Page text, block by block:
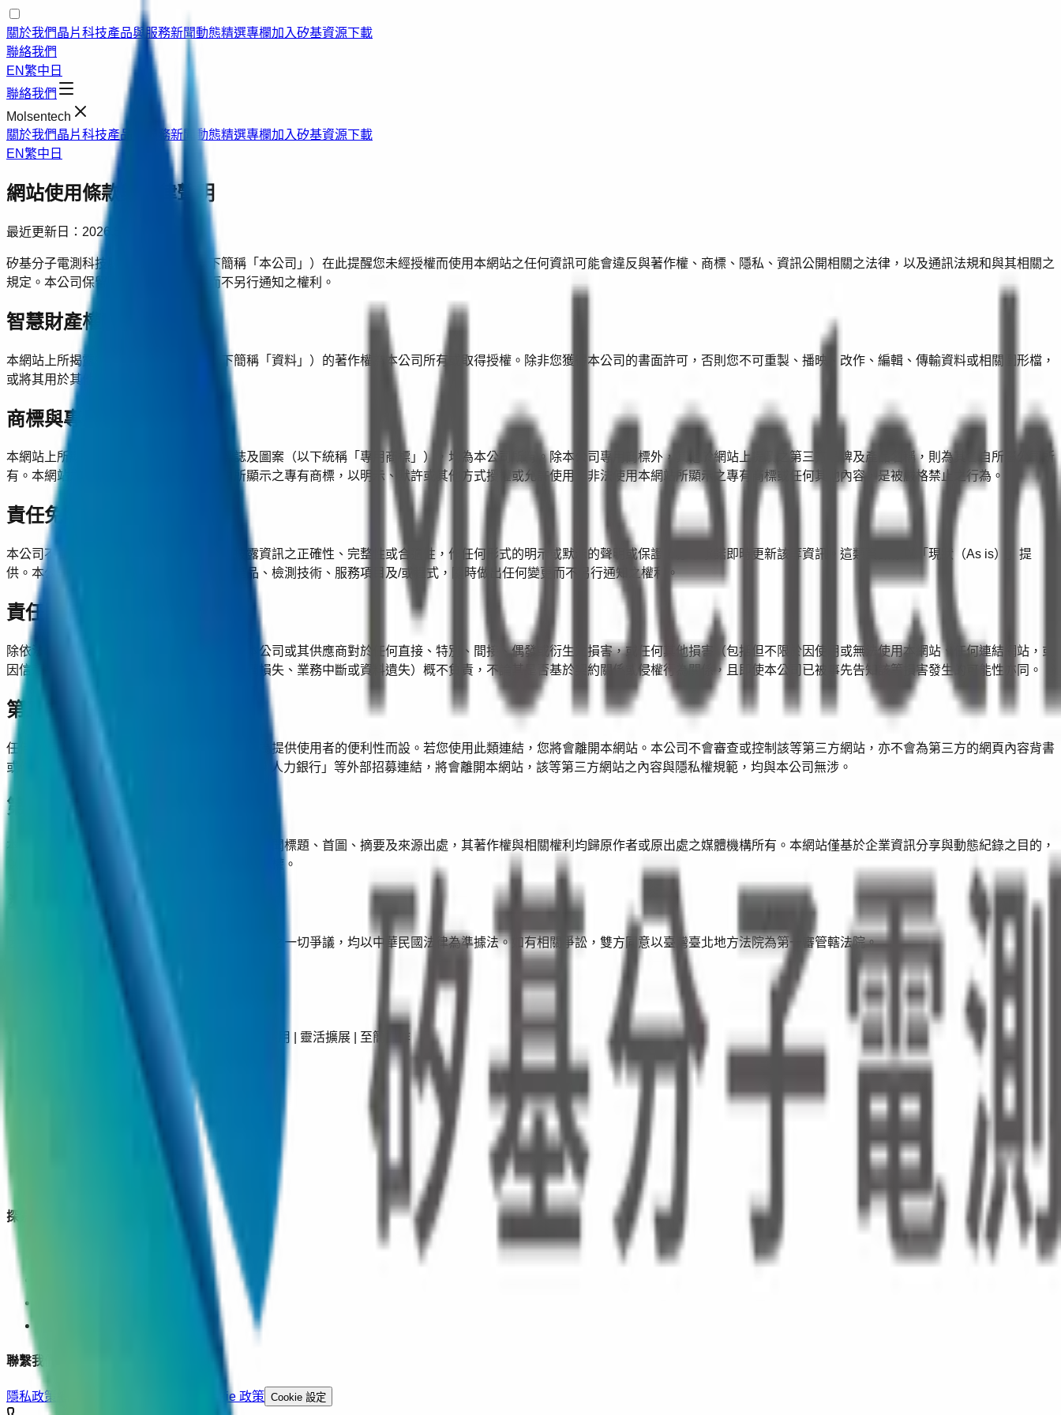
關於我們晶片科技產品與服務新聞動態精選專欄加入矽基資源下載
聯絡我們
EN繁中 日
聯絡我們
Molsentech
關於我們晶片科技產品與服務新聞動態精選專欄加入矽基資源下載
EN繁中 日
網站使用條款與法律聲明
最近更新日：2026.5.1
矽基分子電測科技股份有限公司（以下簡稱「本公司」）在此提醒您未經授權而使用本網站之任何資訊可能會違反與著作權、商標、隱私、資訊公開相關之法律，以及通訊法規和與其相關之
規定。本公司保留隨時修改本項聲明而不另行通知之權利。
智慧財產權聲明
本網站上所揭露的任何資訊及資料（以下簡稱「資料」）的著作權為本公司所有或取得授權。除非您獲得本公司的書面許可，否則您不可重製、播映、改作、編輯、傳輸資料或相關圖形檔，
或將其用於其他商業目的之使用。
商標與專用標誌
本網站上所顯示之商標、標語、標章、標誌及圖案（以下統稱「專用商標」），均為本公司所有。除本公司專用商標外，其他於網站上提及之第三方品牌及產品名稱，則為其各自所屬公司所
有。本網站之內容將不被視為對本網站內所顯示之專有商標，以明示、默許或其他方式授權或允許使用。非法使用本網站所顯示之專有商標或任何其他內容，是被嚴格禁止之行為。
責任免除
本公司不對任何在本網站上為任何目的所披露資訊之正確性、完整性或合適性，作任何形式的明示或默示的聲明或保證，亦不承諾即時更新該等資訊。這類資訊係以「現狀（As is）」提
供。本公司保留對本網站以及其所敘述之產品、檢測技術、服務項目及/或程式，隨時做出任何變更而不另行通知之權利。
責任限制
除依法不允許某些責任的免除或限制者外，本公司或其供應商對於任何直接、特別、間接、偶發或衍生之損害，或任何其他損害（包括但不限於因使用或無法使用本網站、任何連結網站，或
因信賴揭露於本網站之文件資料所造成之利潤損失、業務中斷或資料遺失）概不負責，不論其是否基於契約關係或侵權行為關係，且即使本公司已被事先告知該等損害發生的可能性亦同。
第三方網站連結
任何透過本網站連結到第三方網站的功能，僅為提供使用者的便利性而設。若您使用此類連結，您將會離開本網站。本公司不會審查或控制該等第三方網站，亦不會為第三方的網頁內容背書
或作任何聲明。使用者若點擊前述連結或「104 人力銀行」等外部招募連結，將會離開本網站，該等第三方網站之內容與隱私權規範，均與本公司無涉。
第三方內容與著作權聲明
本網站「新聞動態」或其他網頁所引用之外連新聞標題、首圖、摘要及來源出處，其著作權與相關權利均歸原作者或原出處之媒體機構所有。本網站僅基於企業資訊分享與動態紀錄之目的，
以現狀提供超連結導引，並無意侵犯其智慧財產權。
準據法及管轄法院
因本智慧財產權、法律聲明或使用本網站所發生之一切爭議，均以中華民國法律為準據法。如有相關爭訟，雙方同意以臺灣臺北地方法院為第一審管轄法院。
智慧超能 | 一鍵啟動 | 極致敏銳 | 即時迅速 高效應用 | 靈活擴展 | 至簡操作
探索更多
聯繫我們
隱私政策 Cookie 政策 Cookie 設定